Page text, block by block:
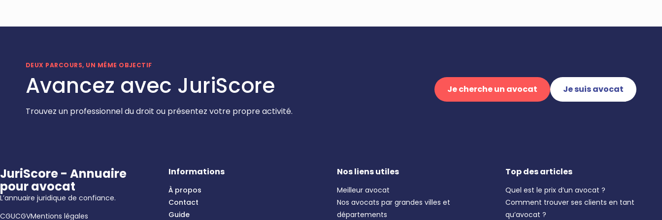
DEUX PARCOURS, UN MÊME OBJECTIF
Avancez avec JuriScore
Trouvez un professionnel du droit ou présentez votre propre activité.
Je cherche un avocat Je suis avocat
JuriScore - Annuaire
pour avocat
L’annuaire juridique de confiance.
CGUCGVMentions légales
Informations
À propos
Contact
Guide
Nos liens utiles
Meilleur avocat
Nos avocats par grandes villes et
départements
Top des articles
Quel est le prix d’un avocat ?
Comment trouver ses clients en tant
qu’avocat ?